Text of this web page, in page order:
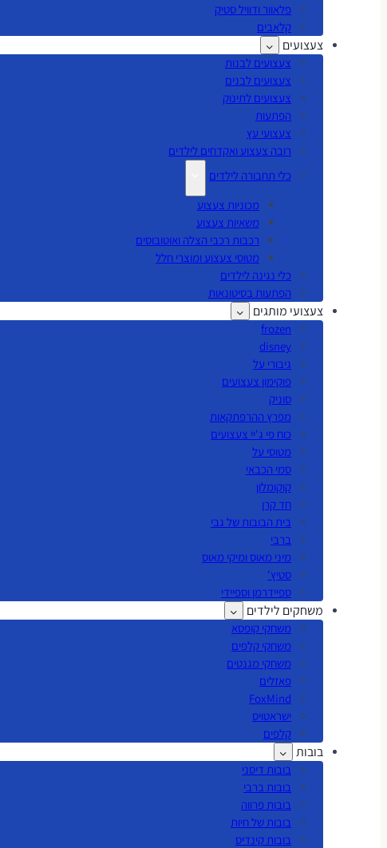
פלאוור ודוויל סטיק
קלאבים
צעצועים
צעצועים לבנות
צעצועים לבנים
צעצועים לתינוק
הפתעות
צעצועי עץ
רובה צעצוע ואקדחים לילדים
כלי תחבורה לילדים
מכוניות צעצוע
משאיות צעצוע
רכבות רכבי הצלה ואוטובוסים
מטוסי צעצוע ומוצרי חלל
כלי נגינה לילדים
הפתעות בסיטונאות
צעצועי מותגים
frozen
disney
גיבורי על
פוקימון צעצועים
סוניק
מפרץ ההרפתקאות
כוח פי ג'יי צעצועים
מטוסי על
סמי הכבאי
קוקומלון
חד קרן
בית הבובות של גבי
ברבי
מיני מאוס ומיקי מאוס
סטיץ'
ספיידרמן וספיידי
משחקים לילדים
משחקי קופסא
משחקי קלפים
משחקי מגנטים
פאזלים
FoxMind
ישראטויס
קלפים
בובות
בובות דיסני
בובות ברבי
בובות פרווה
בובות של חיות
בובות קינדיס